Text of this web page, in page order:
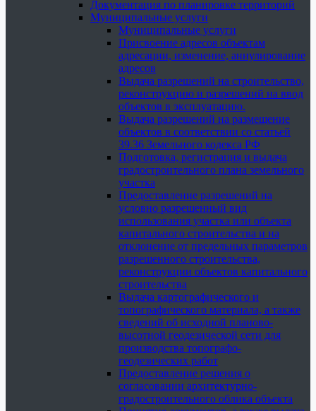
Документация по планировке территорий
Муниципальные услуги
Муниципальные услуги
Присвоение адресов объектам
адресации, изменение, аннулирование
адресов
Выдача разрешений на строительство,
реконструкцию и разрешений на ввод
объектов в эксплуатацию.
Выдача разрешений на размещение
объектов в соответствии со статьей
39.36 Земельного кодекса РФ
Подготовка, регистрация и выдача
градостроительного плана земельного
участка
Предоставление разрешений на
условно разрешенный вид
использования участка или объекта
капитального строительства и на
отклонение от предельных параметров
разрешенного строительства,
реконструкции объектов капитального
строительства
Выдача картографического и
топографического материала, а также
сведений об исходной планово-
высотной геодезической сети для
производства топографо-
геодезических работ
Предоставление решения о
согласовании архитектурно-
градостроительного облика объекта